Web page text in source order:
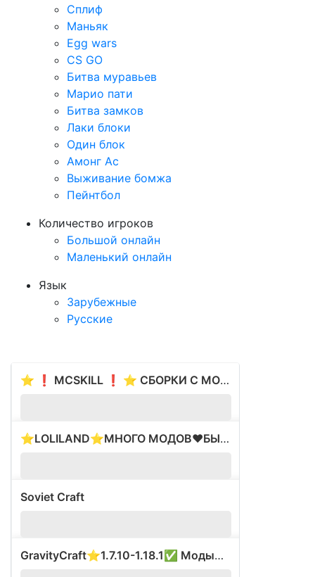
Сплиф
Маньяк
Egg wars
CS GO
Битва муравьев
Марио пати
Битва замков
Лаки блоки
Один блок
Амонг Ас
Выживание бомжа
Пейнтбол
Количество игроков
Большой онлайн
Маленький онлайн
Язык
Зарубежные
Русские
⭐ ❗ MCSKILL ❗ ⭐ СБОРКИ С МОДАМИ ⭐ ВАЙП 17.05 ⭐
⭐LOLILAND⭐МНОГО МОДОВ❤️БЫЛ ВАЙП❤️ЛУЧШИЕ СЕРВЕРА
Soviet Craft
GravityCraft⭐1.7.10-1.18.1✅ Моды⭐Был ВАЙП⚡